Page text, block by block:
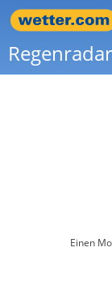
Einen